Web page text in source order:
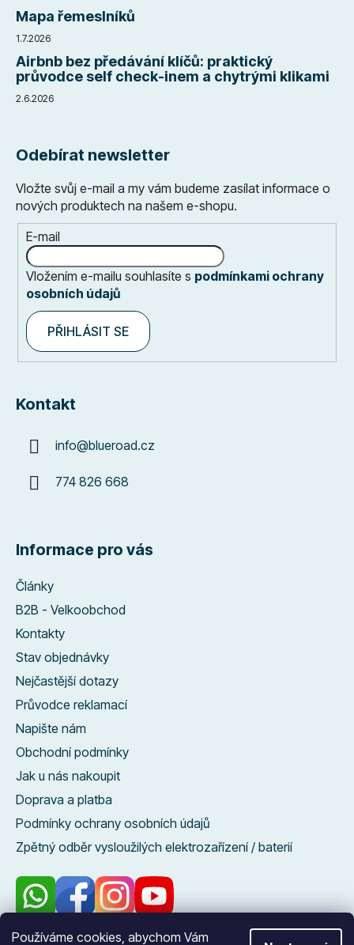
Používáme cookies, abychom Vám
Mapa řemeslníků
1.7.2026
Airbnb bez předávání klíčů: praktický
průvodce self check-inem a chytrými klikami
2.6.2026
Odebírat newsletter
Vložte svůj e-mail a my vám budeme zasílat informace o
nových produktech na našem e-shopu.
E-mail
Vložením e-mailu souhlasíte s podmínkami ochrany
osobních údajů
PŘIHLÁSIT SE
Kontakt
info@blueroad.cz
774 826 668
Informace pro vás
Články
B2B - Velkoobchod
Kontakty
Stav objednávky
Nejčastější dotazy
Průvodce reklamací
Napište nám
Obchodní podmínky
Jak u nás nakoupit
Doprava a platba
Podmínky ochrany osobních údajů
Zpětný odběr vysloužilých elektrozařízení / baterií